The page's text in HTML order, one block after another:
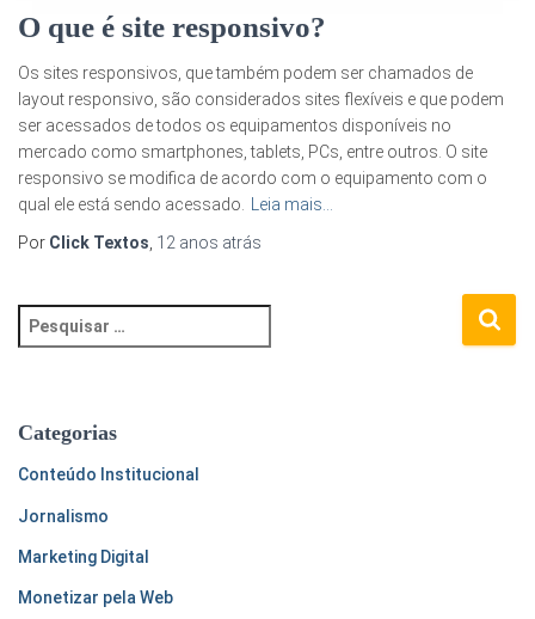
O que é site responsivo?
Os sites responsivos, que também podem ser chamados de
layout responsivo, são considerados sites flexíveis e que podem
ser acessados de todos os equipamentos disponíveis no
mercado como smartphones, tablets, PCs, entre outros. O site
responsivo se modifica de acordo com o equipamento com o
qual ele está sendo acessado. Leia mais…
Por Click Textos, 12 anos atrás
e
u
s
r
p
r
Categorias
Conteúdo Institucional
Jornalismo
Marketing Digital
Monetizar pela Web